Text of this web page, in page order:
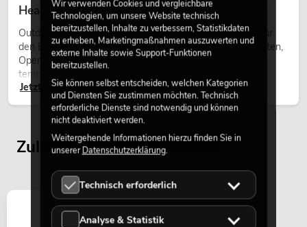
Heads bei Events
Outdoor Moving-Heads sind bewegliche Scheinwerfer für
den Einsatz im Freien. Sie werden bei Festivals, Stadtfesten,
Open-Air-Konzerten, Architekturinszenierungen und
temporären Außeninstallationen eingesetzt.
Jetzt lesen
Zuletzt angesehene Artikel
Wir verwenden Cookies und vergleichbare
Technologien, um unsere Website technisch
bereitzustellen, Inhalte zu verbessern, Statistikdaten
zu erheben, Marketingmaßnahmen auszuwerten und
externe Inhalte sowie Support-Funktionen
bereitzustellen.
Sie können selbst entscheiden, welchen Kategorien
und Diensten Sie zustimmen möchten. Technisch
erforderliche Dienste sind notwendig und können
nicht deaktiviert werden.
Weitergehende Informationen hierzu finden Sie in
unsererDatenschutzerklärung.
Technisch erforderlich
Analyse & Statistik